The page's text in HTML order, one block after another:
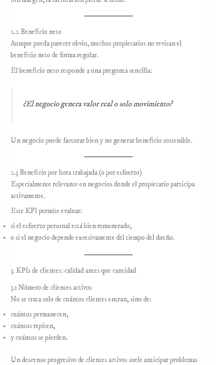
2.2 Beneficio neto
Aunque pueda parecer obvio, muchos propietarios no revisan el
beneficio neto de forma regular.
El beneficio neto responde a una pregunta sencilla:
¿El negocio genera valor real o solo movimiento?
Un negocio puede facturar bien y no generar beneficio sostenible.
2.3 Beneficio por hora trabajada (o por esfuerzo)
Especialmente relevante en negocios donde el propietario participa
activamente.
Este KPI permite evaluar:
si el esfuerzo personal está bien remunerado,
o si el negocio depende excesivamente del tiempo del dueño.
3. KPIs de clientes: calidad antes que cantidad
3.1 Número de clientes activos
No se trata solo de cuántos clientes entran, sino de:
cuántos permanecen,
cuántos repiten,
y cuántos se pierden.
Un descenso progresivo de clientes activos suele anticipar problemas